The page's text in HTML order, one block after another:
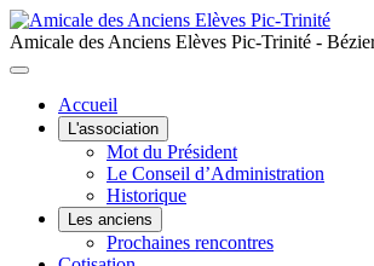
Amicale des Anciens Elèves Pic-Trinité -
Accueil
L'association
Mot du Président
Le Conseil d’Administration
Historique
Les anciens
Prochaines rencontres